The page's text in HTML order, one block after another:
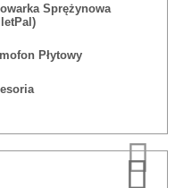
Sprężynowa
Płytowy